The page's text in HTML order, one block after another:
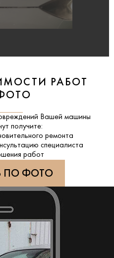
РАБОТ
Вашей машины
получите:
ремонта
специалиста
работ
ПО ФОТО